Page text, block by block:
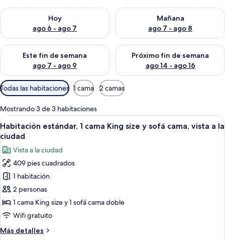
Hoy
ago 6 - ago 7
Consulta la disponibilidad para hoy ago 6 - ago 7
Mañana
ago 7 - ago 8
Consulta la disponibilidad
Este fin de semana
ago 7 - ago 9
Consulta la disponibilidad para este fin de semana ago 7 -
Próximo fin de semana
ago 14 - ago 16
Consulta la disponibilidad
Filtros
disponibles
para
las
habitaciones
Todas las habitaciones 1 cama 2 camas
Mostrando 3 de 3 habitaciones
Abrir
todas
las
fotos
de
Habitación
estándar,
1
cama
size
Una habitación de hotel con una
10
Habitación estándar, 1 cama King size y sofá cama, vista a la
ciudad
Vista a la ciudad
409 pies cuadrados
1 habitación
2 personas
1 cama King size y 1 sofá cama doble
Wifi gratuito
Más detalles
Más